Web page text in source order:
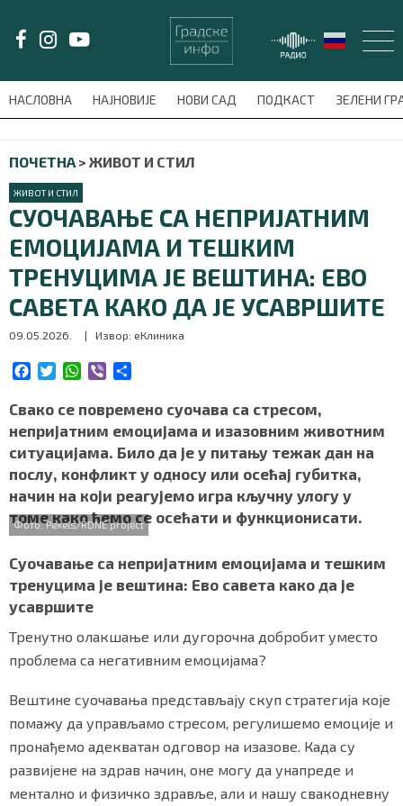
НАСЛОВНА НАЈНОВИЈЕ НОВИ САД ПОДКАСТ ЗЕЛЕНИ
meni'); $this_item = current( wp_filter_object_list(
ПОЧЕТНА > ЖИВОТ И СТИЛ
ЖИВОТ И СТИЛ
СУОЧАВАЊЕ СА НЕПРИЈАТНИМ
ЕМОЦИЈАМА И ТЕШКИМ
ТРЕНУЦИМА ЈЕ ВЕШТИНА: ЕВО
САВЕТА КАКО ДА ЈЕ УСАВРШИТЕ
09.05.2026. | Извор: еКлиника
c
e
b
o
o
k
i
t
t
e
r
W
a
t
s
A
p
p
b
e
r
a
r
e
Свако се повремено суочава са стресом,
непријатним емоцијама и изазовним животним
ситуацијама. Било да је у питању тежак дан на
послу, конфликт у односу или осећај губитка,
начин на који реагујемо игра кључну улогу у
томе како ћемо се осећати и функционисати.
Фото: Pexels/RDNE project
Суочавање са непријатним емоцијама и тешким
тренуцима је вештина: Ево савета како да је
усавршите
Тренутно олакшање или дугорочна добробит уместо
проблема са негативним емоцијама?
Вештине суочавања представљају скуп стратегија које
помажу да управљамо стресом, регулишемо емоције и
пронађемо адекватан одговор на изазове. Када су
развијене на здрав начин, оне могу да унапреде и
ментално и физичко здравље, али и нашу свакодневну
LAT/ЋИР
НАСЛОВНА
НАЈНОВИЈЕ
НОВИ САД
ПОДКАСТ
ЗЕЛЕНИ ГРАД
ВИДЕО
СПЕЦИЈАЛИ
БЛОГ
СРБИЈА
СВЕТ
ЖИВОТ И СТИЛ
БИЗНИС
redakcija@gradskeinfo.rs
ПРАТИТЕ НАС